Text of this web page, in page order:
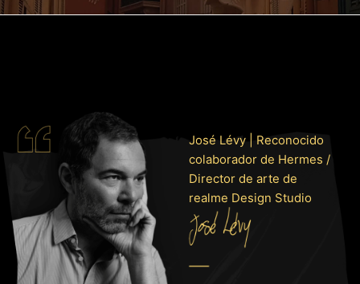
José Lévy | Reconocido
colaborador de Hermes /
Director de arte de
realme Design Studio